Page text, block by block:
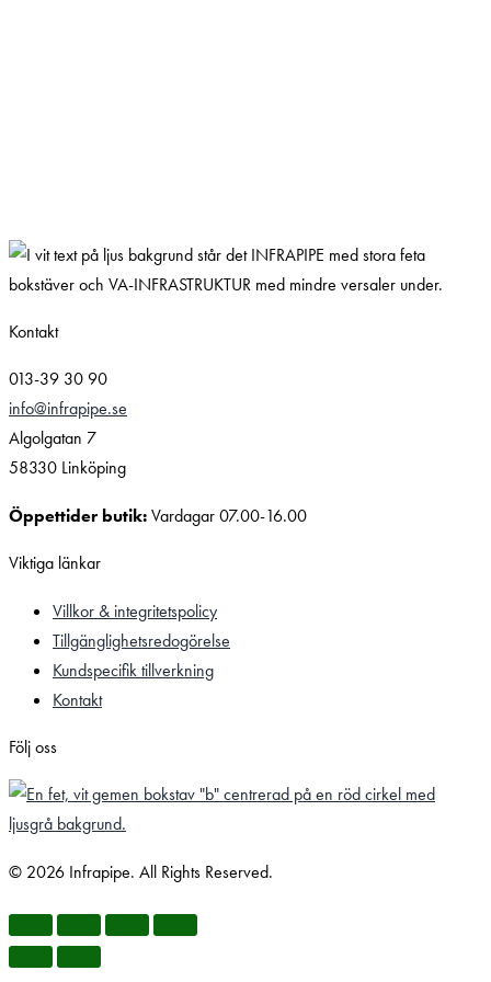
Kontakt
013-39 30 90
info@infrapipe.se
Algolgatan 7
58330 Linköping
Öppettider butik:Vardagar 07.00-16.00
Viktiga länkar
Villkor & integritetspolicy
Tillgänglighetsredogörelse
Kundspecifik tillverkning
Kontakt
Följ oss
© 2026 Infrapipe. All Rights Reserved.